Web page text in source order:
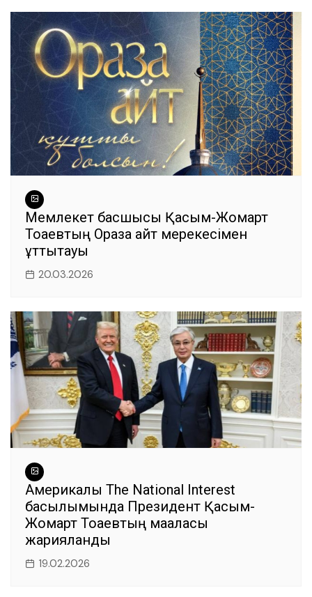
Мемлекет басшысы Қасым-Жомарт
Тоқаевтың Ораза айт мерекесімен
құттықтауы
20.03.2026
Америкалық The National Interest
басылымында Президент Қасым-
Жомарт Тоқаевтың мақаласы
жарияланды
19.02.2026